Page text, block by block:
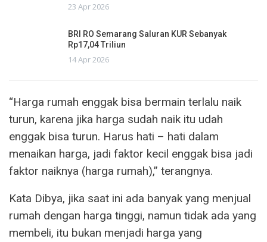
23 Apr 2026
BRI RO Semarang Saluran KUR Sebanyak
Rp17,04 Triliun
14 Apr 2026
“Harga rumah enggak bisa bermain terlalu naik
turun, karena jika harga sudah naik itu udah
enggak bisa turun. Harus hati – hati dalam
menaikan harga, jadi faktor kecil enggak bisa jadi
faktor naiknya (harga rumah),” terangnya.
Kata Dibya, jika saat ini ada banyak yang menjual
rumah dengan harga tinggi, namun tidak ada yang
membeli, itu bukan menjadi harga yang